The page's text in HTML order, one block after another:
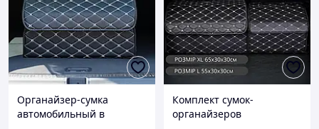
Органайзер-сумка
автомобильный в
Комплект сумок-
органайзеров